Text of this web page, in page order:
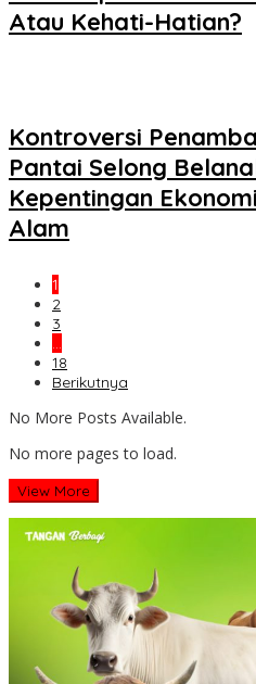
Atau Kehati-Hatian?
Kontroversi
Pantai Selong
Kepentingan
Alam
1
2
3
…
18
Berikutnya
No More Posts Available.
No more pages to load.
View More